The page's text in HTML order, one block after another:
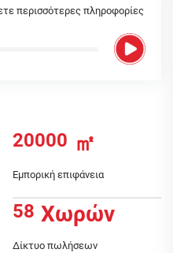
περισσότερες πληροφορίες
20000 ㎡
Εμπορική επιφάνεια
58 Χωρών
Δίκτυο πωλήσεων